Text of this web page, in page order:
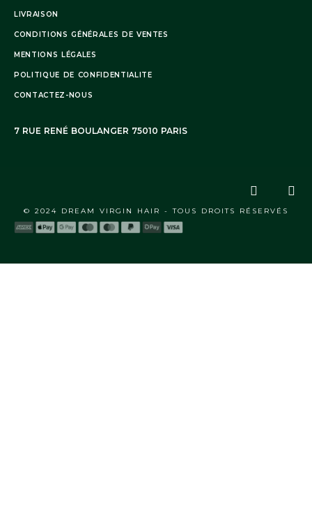
LIVRAISON
CONDITIONS GÉNÉRALES DE VENTES
MENTIONS LÉGALES
POLITIQUE DE CONFIDENTIALITE
CONTACTEZ-NOUS
7 RUE RENÉ BOULANGER 75010 PARIS
© 2024 DREAM VIRGIN HAIR - TOUS DROITS RÉSERVÉS